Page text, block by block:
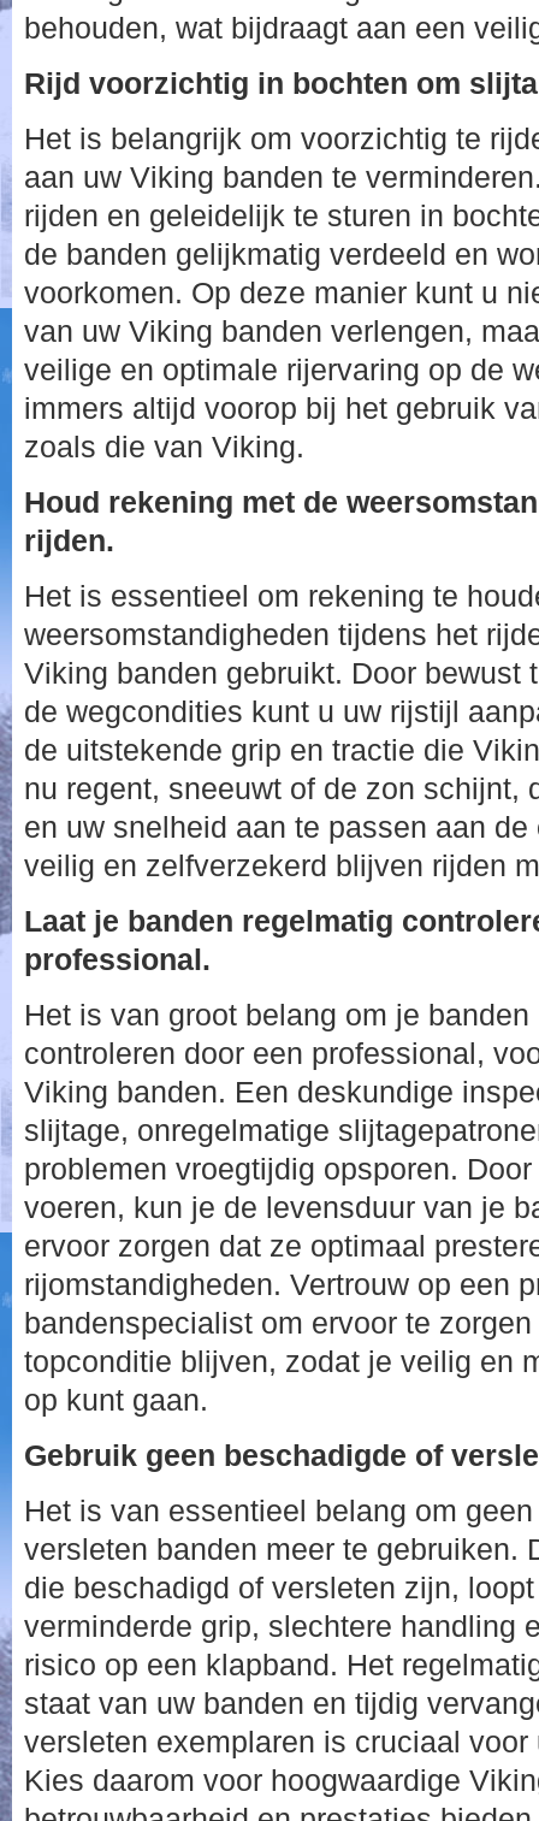
behouden, wat bijdraagt aan een
Rijd voorzichtig in bochten om
Het is belangrijk om voorzichtig te
aan uw Viking banden te
rijden en geleidelijk te sturen in
de banden gelijkmatig verdeeld en
voorkomen. Op deze manier kunt u
van uw Viking banden verlengen,
veilige en optimale rijervaring op de
immers altijd voorop bij het gebruik
zoals die van Viking.
Houd rekening met de
rijden.
Het is essentieel om rekening te
weersomstandigheden tijdens het
Viking banden gebruikt. Door bewust
de wegcondities kunt u uw rijstijl
de uitstekende grip en tractie die
nu regent, sneeuwt of de zon schijnt,
en uw snelheid aan te passen aan
veilig en zelfverzekerd blijven rijden
Laat je banden regelmatig
professional.
Het is van groot belang om je
controleren door een professional,
Viking banden. Een deskundige
slijtage, onregelmatige
problemen vroegtijdig opsporen.
voeren, kun je de levensduur van je
ervoor zorgen dat ze optimaal
rijomstandigheden. Vertrouw op een
bandenspecialist om ervoor te
topconditie blijven, zodat je veilig en
op kunt gaan.
Gebruik geen beschadigde of
Het is van essentieel belang om
versleten banden meer te gebruiken.
die beschadigd of versleten zijn,
verminderde grip, slechtere handling
risico op een klapband. Het
staat van uw banden en tijdig
versleten exemplaren is cruciaal
Kies daarom voor hoogwaardige